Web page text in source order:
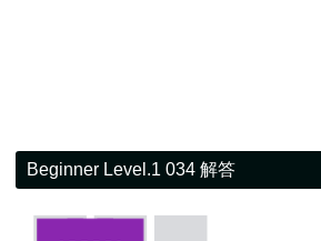
Beginner Level.1 034 解答